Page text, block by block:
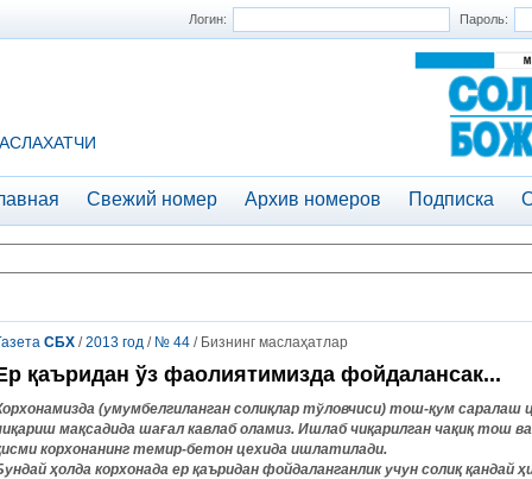
Логин: Пароль:
Свежий номер Архив номеров Подписка
СБХ /2013 год / № 44 / Бизнинг маслаҳатлар
қаъридан ўз фаолиятимизда фойдалансак...
(умумбелгиланган солиқлар тўловчиси) тош-қум
мақсадида шағал кавлаб оламиз. Ишлаб чиқарилган чақиқ тош
корхонанинг темир-бетон цехида ишлатилади.
ҳолда корхонада ер қаъридан фойдаланганлик учун солиқ қандай